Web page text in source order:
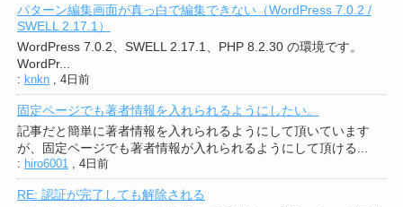
パターン編集画面が真っ白で編集できない（WordPress 7.0.2 /
SWELL 2.17.1）
WordPress 7.0.2、SWELL 2.17.1、PHP 8.2.30 の環境です。
WordPr...
: knkn, 4日前
固定ページでも著者情報を入れられるようにしたい。
記事だと簡単に著者情報を入れられるようにして頂いています
が、固定ページでも著者情報が入れられるようにして頂ける...
: hiro6001, 4日前
RE: 認証が完了しても解除される